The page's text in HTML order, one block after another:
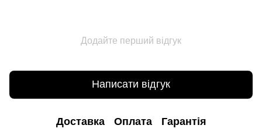
Додайте перший відгук
Написати відгук
Доставка Оплата Гарантія